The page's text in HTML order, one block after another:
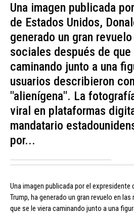
Una imagen publicada
de Estados Unidos,
generado un gran
sociales después de
caminando junto a una
usuarios describieron
"alienígena". La
viral en plataformas
mandatario
por...
Una imagen publicada por el expresidente
Trump, ha generado un gran revuelo en
que se le viera caminando junto a una